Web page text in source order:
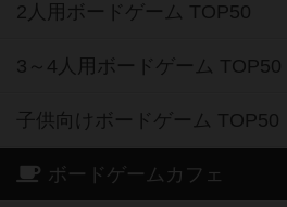
2人用ボードゲーム TOP50
3～4人用ボードゲーム TOP50
子供向けボードゲーム TOP50
ボードゲームカフェ